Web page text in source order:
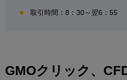
取引時間：8：30～翌6：55
GMOクリック、